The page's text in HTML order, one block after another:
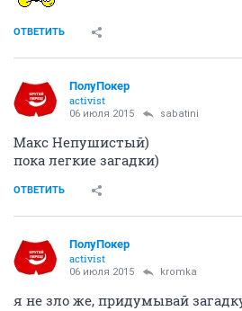
ОТВЕТИТЬ
ПолуПокер
activist
06 июля 2015 sabatini
Макс Непушистый)
пока легкие загадки)
ОТВЕТИТЬ
ПолуПокер
activist
06 июля 2015 kromka
я не зло же, придумывай